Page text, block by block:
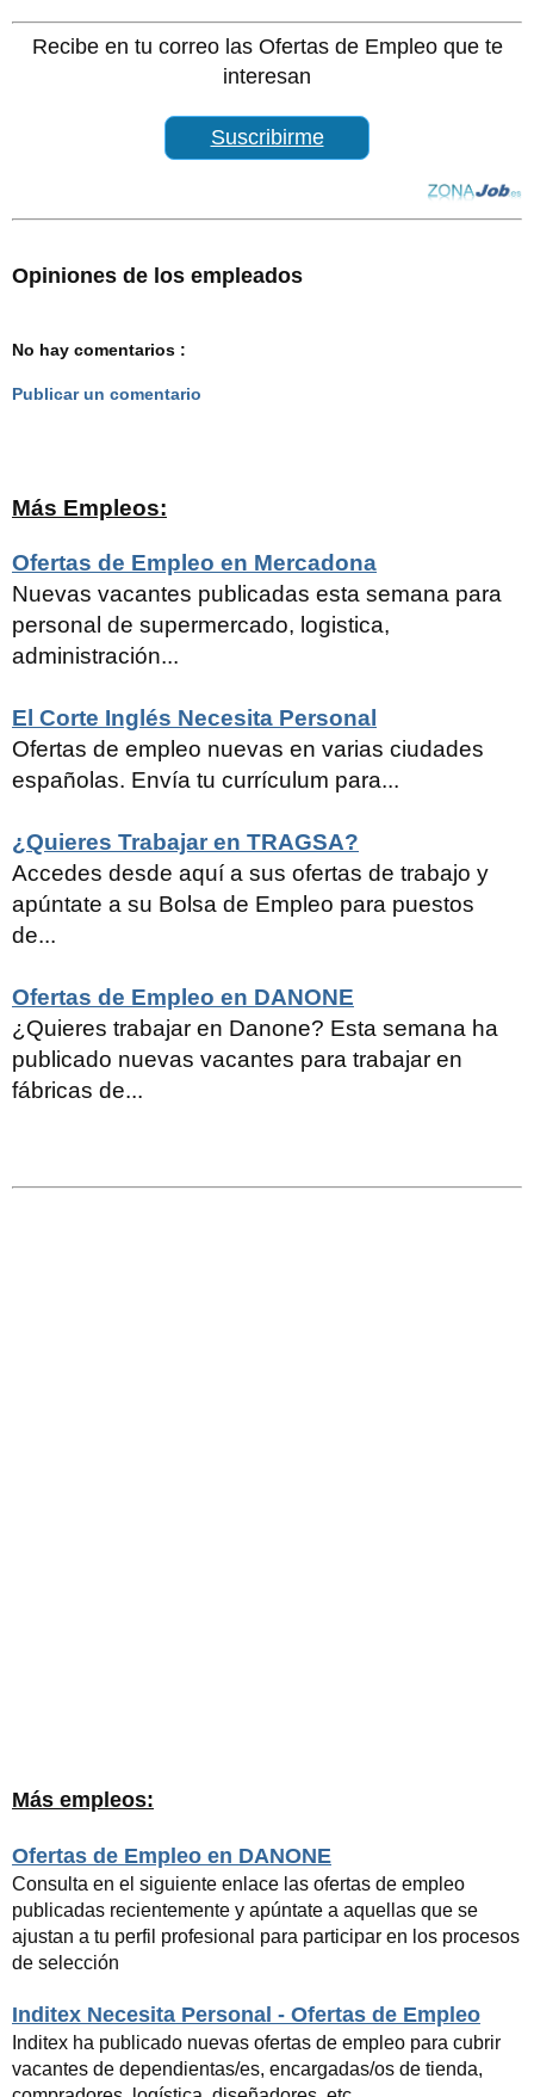
Recibe en tu correo las Ofertas de Empleo que te
interesan
Suscribirme
Opiniones de los empleados
No hay comentarios :
Publicar un comentario
Más Empleos:
Ofertas de Empleo en Mercadona
Nuevas vacantes publicadas esta semana para
personal de supermercado, logistica,
administración...
El Corte Inglés Necesita Personal
Ofertas de empleo nuevas en varias ciudades
españolas. Envía tu currículum para...
¿Quieres Trabajar en TRAGSA?
Accedes desde aquí a sus ofertas de trabajo y
apúntate a su Bolsa de Empleo para puestos
de...
Ofertas de Empleo en DANONE
¿Quieres trabajar en Danone? Esta semana ha
publicado nuevas vacantes para trabajar en
fábricas de...
Más empleos:
Ofertas de Empleo en DANONE
Consulta en el siguiente enlace las ofertas de empleo
publicadas recientemente y apúntate a aquellas que se
ajustan a tu perfil profesional para participar en los procesos
de selección
Inditex Necesita Personal - Ofertas de Empleo
Inditex ha publicado nuevas ofertas de empleo para cubrir
vacantes de dependientas/es, encargadas/os de tienda,